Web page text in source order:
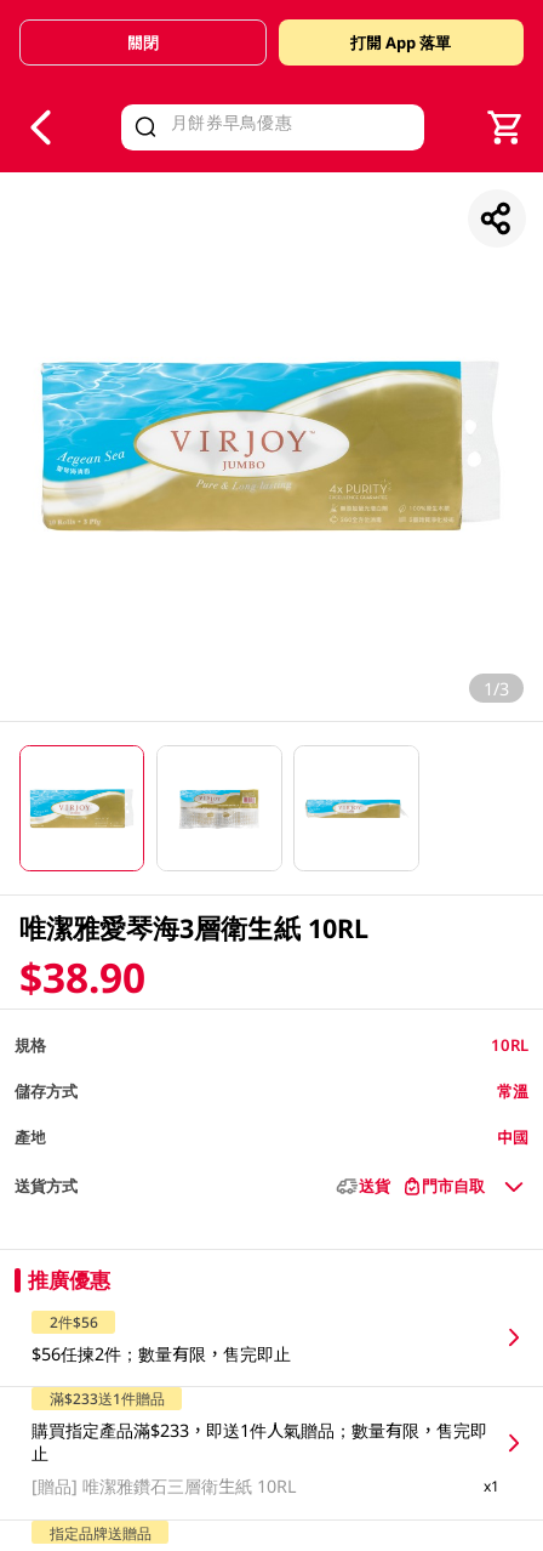
Valid Until 30 June 2026
關閉 打開 App 落單
1/3
唯潔雅愛琴海3層衛生紙 10RL
$38.90
規格 10RL
儲存方式 常溫
產地 中國
送貨方式 送貨 門市自取
推廣優惠
2件$56
$56任揀2件；數量有限，售完即止
滿$233送1件贈品
購買指定產品滿$233，即送1件人氣贈品；數量有限，售完即
止
[贈品]唯潔雅鑽石三層衛生紙 10RL x1
指定品牌送贈品